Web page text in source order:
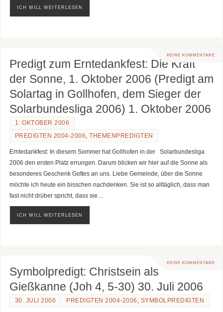
ICH WILL WEITERLESEN
KEINE KOMMENTARE
Predigt zum Erntedankfest: Die Kraft
der Sonne, 1. Oktober 2006 (Predigt am
Solartag in Gollhofen, dem Sieger der
Solarbundesliga 2006) 1. Oktober 2006
1. OKTOBER 2006
PREDIGTEN 2004-2006,THEMENPREDIGTEN
Erntedankfest: In diesem Sommer hat Gollhofen in der Solarbundesliga
2006 den ersten Platz errungen. Darum blicken wir hier auf die Sonne als
besonderes Geschenk Gottes an uns. Liebe Gemeinde, über die Sonne
möchte ich heute ein bisschen nachdenken. Sie ist so alltäglich, dass man
fast nicht drüber spricht, dass sie…
ICH WILL WEITERLESEN
KEINE KOMMENTARE
Symbolpredigt: Christsein als
Gießkanne (Joh 4, 5-30) 30. Juli 2006
30. JULI 2006 PREDIGTEN 2004-2006 , SYMBOLPREDIGTEN